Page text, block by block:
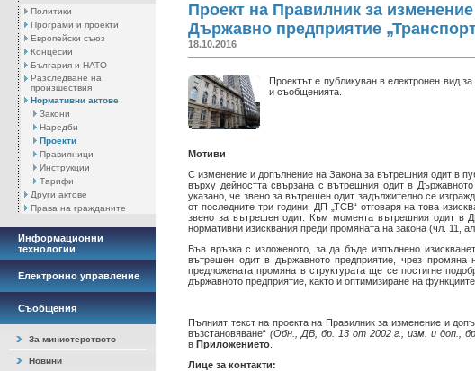
Политики
Програми и проекти
Европейски съюз
Концесии
България и НАТО
Разследване на
произшествия
Нормативни актове
Закони
Наредби
Проекти
Правилници
Инструкции
Тарифи
Други актове
Права на гражданите
Информационни
технологии
Електронно управление
Съобщения
За министерството
Новини
Проект на Правилник за
Държавно предприятие
18.10.2016
Проектът е публикуван в електронен вид
и съобщенията.
Мотиви
С изменение и допълнение на Закона за вътрешния одит в
върху дейността свързана с вътрешния одит в
указано, че звено за вътрешен одит задължително се
от последните три години. ДП „ТСВ“ отговаря на това
звено за вътрешен одит. Към момента вътрешния одит в
нормативни изисквания преди промяната на закона (чл. 11,
Във връзка с изложеното, за да бъде изпълнено
вътрешен одит в държавното предприятие, чрез
предложената промяна в структурата ще се постигне
държавното предприятие, както и оптимизиране на
Пълният текст на проекта на Правилник за изменение и
възстановяване“ (Обн., ДВ, бр. 13 от 2002 г., изм. и доп.,
в Приложението
Лице за контакти: